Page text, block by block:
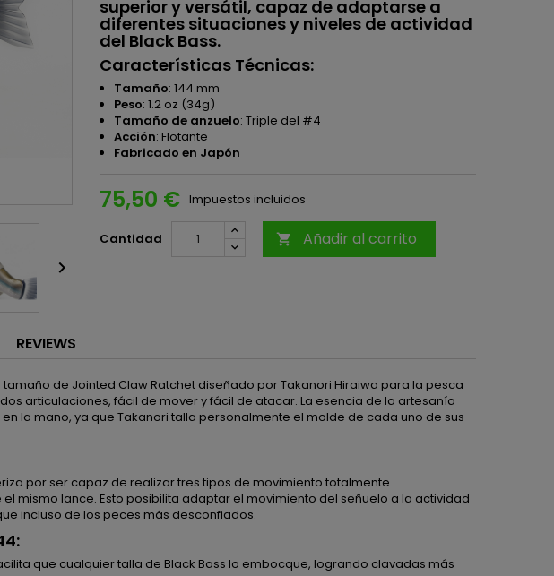

superior y versátil, capaz de adaptarse a
diferentes situaciones y niveles de actividad
del Black Bass.
Características Técnicas:
Tamaño: 144 mm
Peso: 1.2 oz (34g)
Tamaño de anzuelo: Triple del #4
Acción: Flotante
Fabricado en Japón
75,50 € Impuestos incluidos
Cantidad  Añadir al carrito
REVIEWS
tamaño de Jointed Claw Ratchet diseñado por Takanori Hiraiwa para la pesca
articulaciones, fácil de mover y fácil de atacar. La esencia de la artesanía
la mano, ya que Takanori talla personalmente el molde de cada uno de sus
por ser capaz de realizar tres tipos de movimiento totalmente
mismo lance. Esto posibilita adaptar el movimiento del señuelo a la actividad
incluso de los peces más desconfiados.
que cualquier talla de Black Bass lo embocque, logrando clavadas más